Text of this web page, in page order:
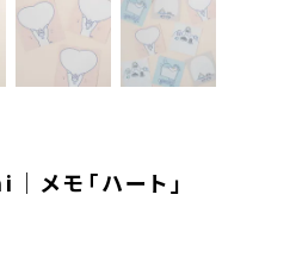
モ「ハート」